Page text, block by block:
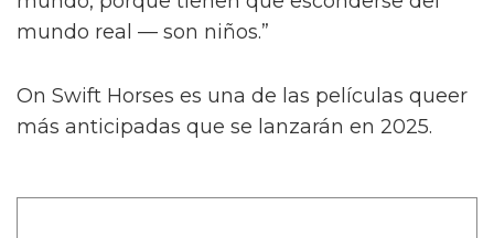
confusa, “Es como cuando te enamoras de tu
dulce, platónico, de alguna manera.”
dentro de la habitación del hotel, en su